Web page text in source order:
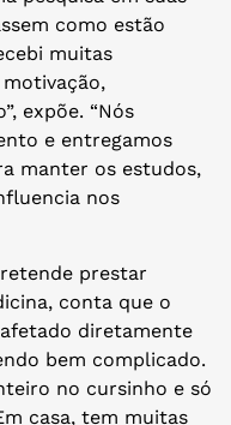
como estão
muitas
expõe. “Nós
e entregamos
manter os estudos,
nos
prestar
conta que o
diretamente
bem complicado.
no cursinho e só
casa, tem muitas